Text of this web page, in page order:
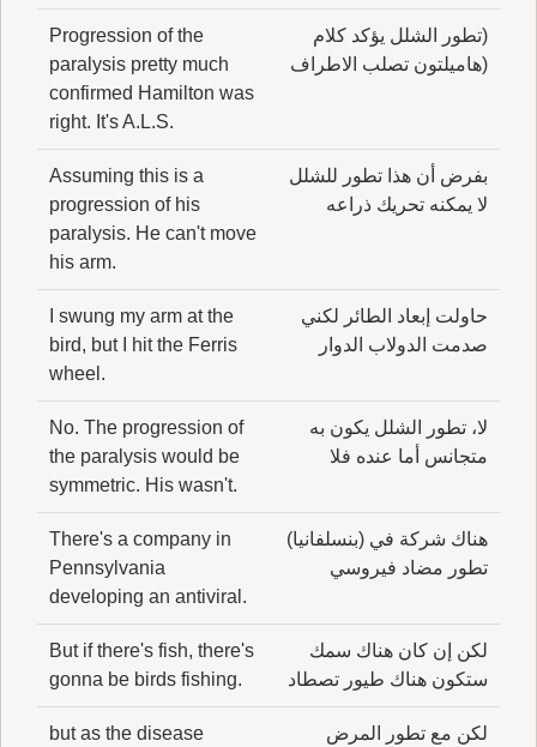
(تطور الشلل يؤكد كلام
(هاميلتون تصلب الاطراف
Progression of the
paralysis pretty much
confirmed Hamilton was
right. It's A.L.S.
بفرض أن هذا تطور للشلل
لا يمكنه تحريك ذراعه
Assuming this is a
progression of his
paralysis. He can't move
his arm.
حاولت إبعاد الطائر لكني
صدمت الدولاب الدوار
I swung my arm at the
bird, but I hit the Ferris
wheel.
لا، تطور الشلل يكون به
متجانس أما عنده فلا
No. The progression of
the paralysis would be
symmetric. His wasn't.
هناك شركة في (بنسلفانيا)
تطور مضاد فيروسي
There's a company in
Pennsylvania
developing an antiviral.
لكن إن كان هناك سمك
ستكون هناك طيور تصطاد
But if there's fish, there's
gonna be birds fishing.
لكن مع تطور المرض
but as the disease